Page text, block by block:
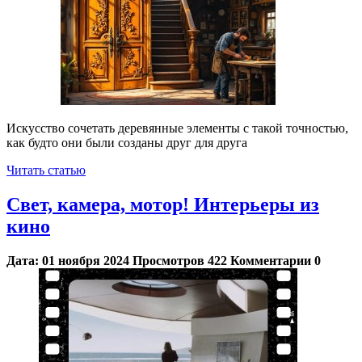
Искусство сочетать деревянные элементы с такой точностью,
как будто они были созданы друг для друга
Читать статью
Свет, камера, мотор! Интерьеры из
кино
Дата: 01 ноября 2024 Просмотров 422 Комментарии 0